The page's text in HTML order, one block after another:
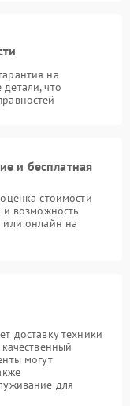
на
что
и бесплатная
стоимости
и возможность
или онлайн на
доставку техники
могут
для